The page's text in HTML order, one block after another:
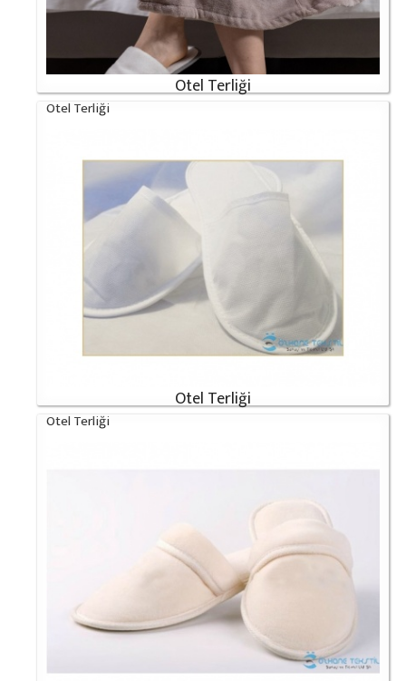
Otel Terliği
Otel Terliği
Otel Terliği
Otel Terliği